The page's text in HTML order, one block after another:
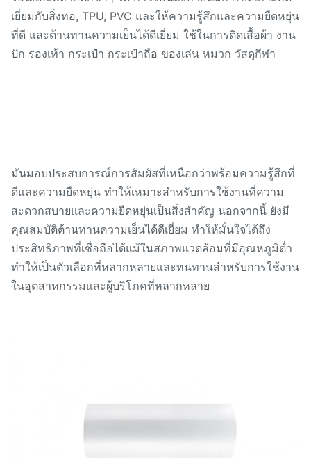
เยี่ยมกับสิ่งทอ, TPU, PVC และให้ความรู้สึกและความยืดหยุ่น
ที่ดี และต้านทานความเย็นได้ดีเยี่ยม ใช้ในการติดเสื้อผ้า งาน
ปัก รองเท้า กระเป๋า กระเป๋าถือ ของเล่น หมวก วัสดุกีฬา
มันมอบประสบการณ์การสัมผัสที่เหนือกว่าพร้อมความรู้สึกที่
ดีและความยืดหยุ่น ทำให้เหมาะสำหรับการใช้งานที่ความ
สะดวกสบายและความยืดหยุ่นเป็นสิ่งสำคัญ นอกจากนี้ ยังมี
คุณสมบัติต้านทานความเย็นได้ดีเยี่ยม ทำให้มั่นใจได้ถึง
ประสิทธิภาพที่เชื่อถือได้แม้ในสภาพแวดล้อมที่มีอุณหภูมิต่ำ
ทำให้เป็นตัวเลือกที่หลากหลายและทนทานสำหรับการใช้งาน
ในอุตสาหกรรมและผู้บริโภคที่หลากหลาย